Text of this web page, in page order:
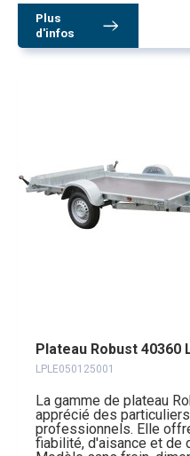
Plus
d'infos
Plateau Robust 40360
LPLE050125001
La gamme de plateau
apprécié des
professionnels. Elle
fiabilité, d'aisance et de